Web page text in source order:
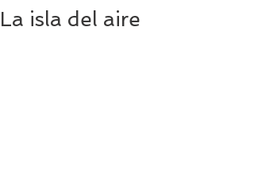
La isla del aire